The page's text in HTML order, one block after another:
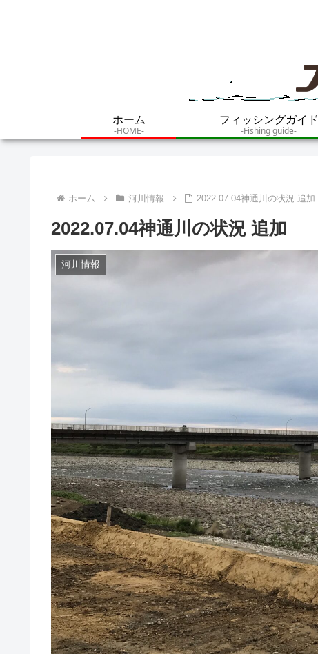
ホーム
-HOME-
フィッシングガイド
-Fishing guide-
ホーム 河川情報 2022.07.04神通川の状況 追加
2022.07.04神通川の状況 追加
河川情報